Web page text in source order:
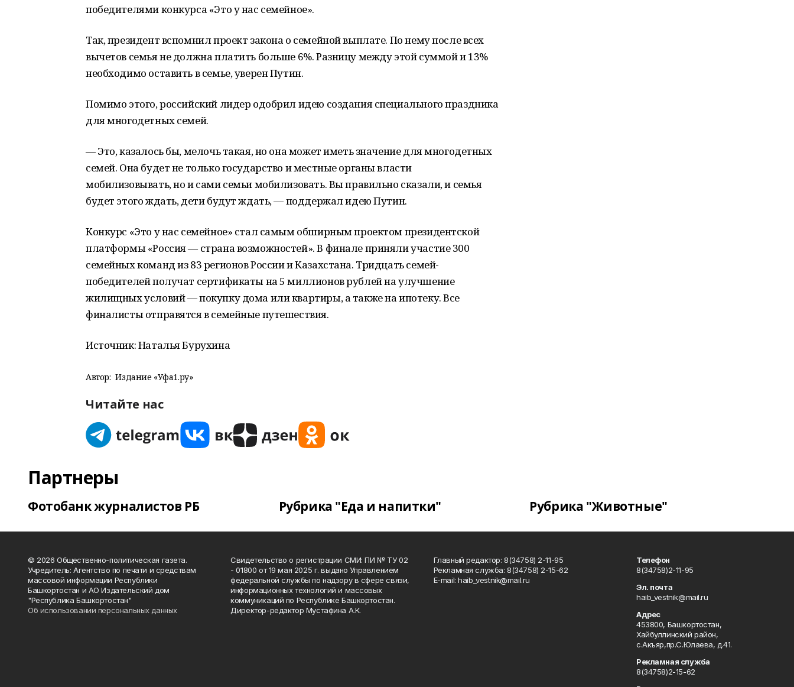
победителями конкурса «Это у нас семейное».
Так, президент вспомнил проект закона о семейной выплате. По нему после всех
вычетов семья не должна платить больше 6%. Разницу между этой суммой и 13%
необходимо оставить в семье, уверен Путин.
Помимо этого, российский лидер одобрил идею создания специального праздника
для многодетных семей.
— Это, казалось бы, мелочь такая, но она может иметь значение для многодетных
семей. Она будет не только государство и местные органы власти
мобилизовывать, но и сами семьи мобилизовать. Вы правильно сказали, и семья
будет этого ждать, дети будут ждать, — поддержал идею Путин.
Конкурс «Это у нас семейное» стал самым обширным проектом президентской
платформы «Россия — страна возможностей». В финале приняли участие 300
семейных команд из 83 регионов России и Казахстана. Тридцать семей-
победителей получат сертификаты на 5 миллионов рублей на улучшение
жилищных условий — покупку дома или квартиры, а также на ипотеку. Все
финалисты отправятся в семейные путешествия.
Источник: Наталья Бурухина
Автор: Издание «Уфа1.ру»
Читайте нас
Партнеры
Фотобанк журналистов РБ Рубрика "Еда и напитки" Рубрика "Животные"
© 2026 Общественно-политическая газета.
Учредитель: Агентство по печати и средствам
массовой информации Республики
Башкортостан и АО Издательский дом
"Республика Башкортостан"
Об использовании персональных данных
Свидетельство о регистрации СМИ: ПИ № ТУ 02
- 01800 от 19 мая 2025 г. выдано Управлением
федеральной службы по надзору в сфере связи,
информационных технологий и массовых
коммуникаций по Республике Башкортостан.
Директор-редактор Мустафина А.К.
Главный редактор: 8(34758) 2-11-95
Рекламная служба: 8(34758) 2-15-62
Е-mаil: haib_vestnik@mail.ru
Телефон
8(34758)2-11-95
Эл. почта
haib_vestnik@mail.ru
Адрес
453800, Башкортостан,
Хайбуллинский район,
с.Акъяр,пр.С.Юлаева, д.41.
Рекламная служба
8(34758)2-15-62